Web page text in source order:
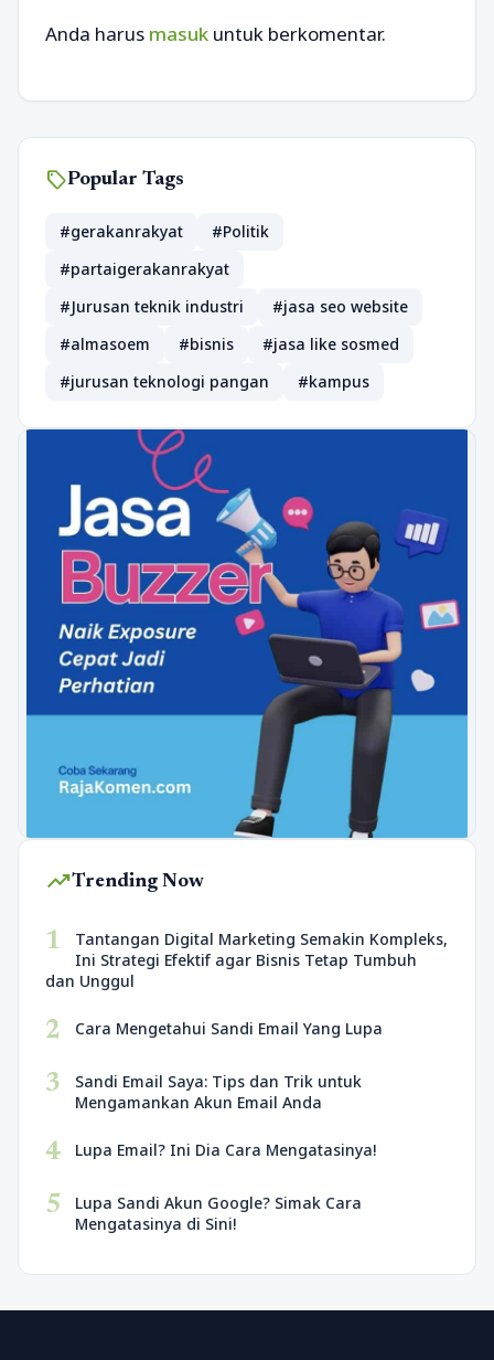
Anda harus masuk untuk berkomentar.
sellPopular Tags
#gerakanrakyat
#Politik
#partaigerakanrakyat
#Jurusan teknik industri
#jasa seo website
#almasoem
#bisnis
#jasa like sosmed
#jurusan teknologi pangan
#kampus
trending_upTrending Now
1
Tantangan Digital Marketing Semakin Kompleks,
Ini Strategi Efektif agar Bisnis Tetap Tumbuh
dan Unggul
2 Cara Mengetahui Sandi Email Yang Lupa
3
Sandi Email Saya: Tips dan Trik untuk
Mengamankan Akun Email Anda
4 Lupa Email? Ini Dia Cara Mengatasinya!
5
Lupa Sandi Akun Google? Simak Cara
Mengatasinya di Sini!